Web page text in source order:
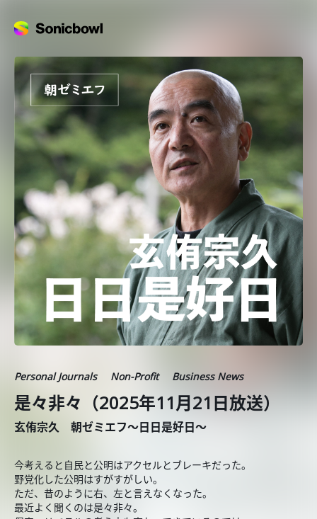
Personal Journals Non-Profit Business News
是々非々（2025年11月21日放送）
玄侑宗久 朝ゼミエフ～日日是好日～
今考えると自民と公明はアクセルとブレーキだった。
野党化した公明はすがすがしい。
ただ、昔のように右、左と言えなくなった。
最近よく聞くのは是々非々。